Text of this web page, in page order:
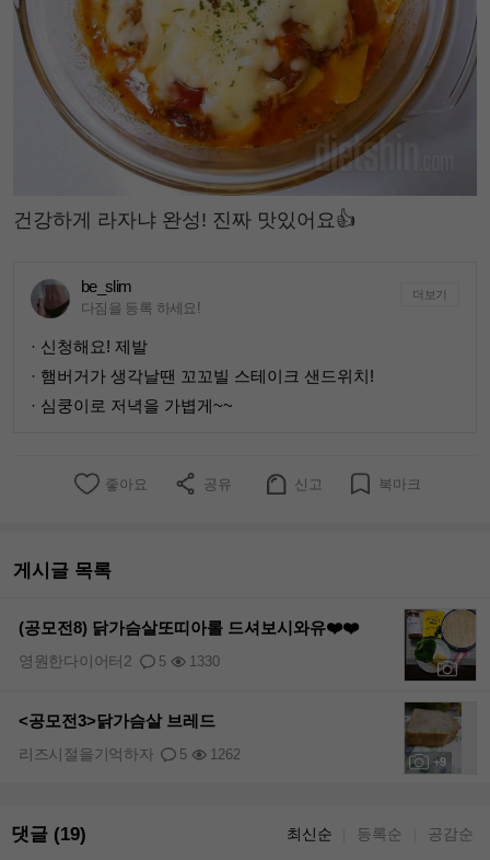
건강하게 라자냐 완성! 진짜 맛있어요👍
be_slim
다짐을 등록 하세요!
더보기
· 신청해요! 제발
· 햄버거가 생각날땐 꼬꼬빌 스테이크 샌드위치!
· 심쿵이로 저녁을 가볍게~~
좋아요 공유 신고 북마크
게시글 목록
(공모전8) 닭가슴살또띠아롤 드셔보시와유❤️❤️
5 1330
영원한다이어터2
+9
<공모전3>닭가슴살 브레드
5 1262
리즈시절을기억하자
댓글 (19) 최신순 등록순 공감순